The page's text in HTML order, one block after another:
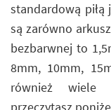
standardową
są zarówno
bezbarwnej to
8mm, 10mm,
również wiele